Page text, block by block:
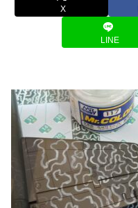
X
LINE